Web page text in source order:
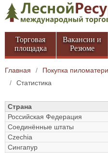
Торговая
площадка
Вакансии и
Резюме
Главная / Покупка
/
Статистика
Страна
Российская Федерация
Соединённые штаты
Czechia
Сингапур